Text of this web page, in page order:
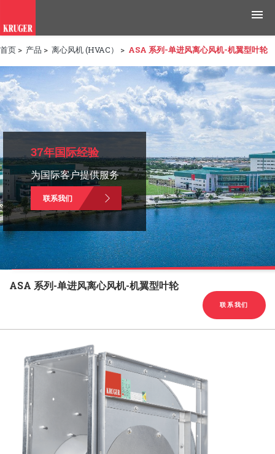
产品
应用领域
工具与资源
新闻媒体
为什么选择科禄格
招聘
联系我们
首页 > 产品 > 离心风机 (HVAC） > ASA 系列-单进风离心风机-机翼型叶轮
37年国际经验
为国际客户提供服务
联系我们
ASA 系列-单进风离心风机-机翼型叶轮
联系我们